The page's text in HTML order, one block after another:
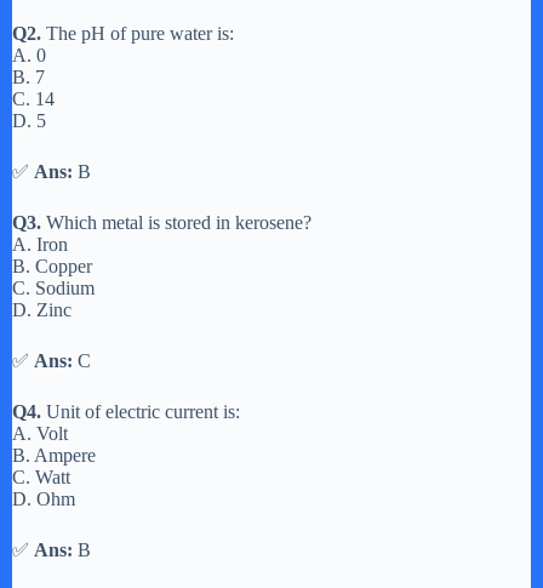
Q2. The pH of pure water is:
A. 0
B. 7
C. 14
D. 5
✅ Ans: B
Q3. Which metal is stored in kerosene?
A. Iron
B. Copper
C. Sodium
D. Zinc
✅ Ans: C
Q4. Unit of electric current is:
A. Volt
B. Ampere
C. Watt
D. Ohm
✅ Ans: B